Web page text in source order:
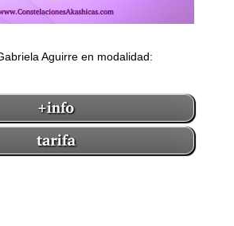
Aguirre en modalidad: